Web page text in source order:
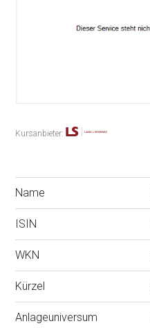
Kursanbieter:
Name
ISIN
WKN
Kürzel
Anlageuniversum